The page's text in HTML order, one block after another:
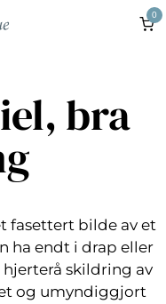
0
bra
fasettert bilde av et
ha endt i drap eller
skildring av
og umyndiggjort